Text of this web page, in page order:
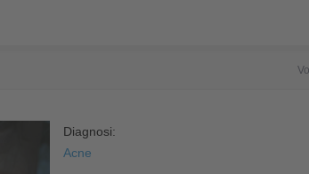
Diagnosi:
Acne